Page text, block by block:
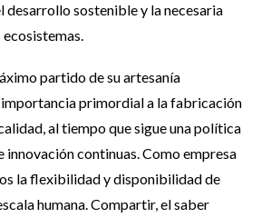
desarrollo sostenible y la necesaria
partido de su artesanía
primordial a la fabricación
al tiempo que sigue una política
innovación continuas. Como empresa
la flexibilidad y disponibilidad de
humana. Compartir, el saber